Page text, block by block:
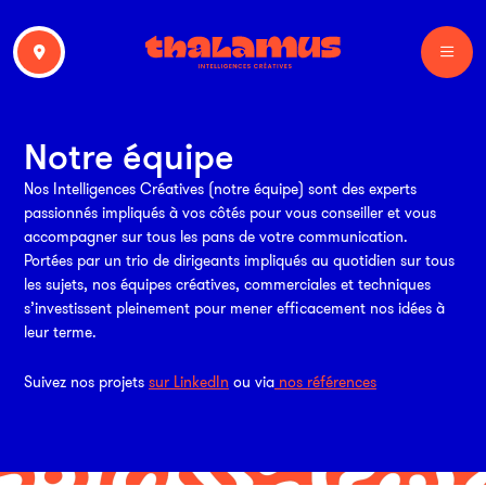
Notre équipe
Nos Intelligences Créatives (notre équipe) sont des experts
passionnés impliqués à vos côtés pour vous conseiller et vous
accompagner sur tous les pans de votre communication.
Portées par un trio de dirigeants impliqués au quotidien sur tous
les sujets, nos équipes créatives, commerciales et techniques
s’investissent pleinement pour mener efficacement nos idées à
leur terme.
Suivez nos projets sur LinkedIn ou vianos références